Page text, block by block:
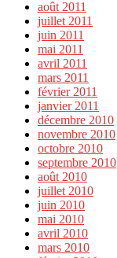
août 2011
juillet 2011
juin 2011
mai 2011
avril 2011
mars 2011
février 2011
janvier 2011
décembre 2010
novembre 2010
octobre 2010
septembre 2010
août 2010
juillet 2010
juin 2010
mai 2010
avril 2010
mars 2010